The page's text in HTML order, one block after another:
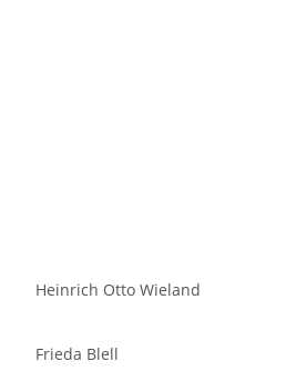
Heinrich Otto Wieland
Frieda Blell